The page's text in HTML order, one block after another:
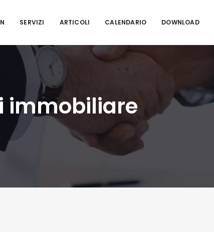
SERVIZI ARTICOLI CALENDARIO DOWNLOAD
immobiliare